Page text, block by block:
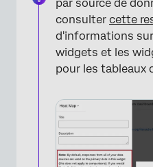
par source de
consulter cette
d'informations
widgets et les
pour les tableaux